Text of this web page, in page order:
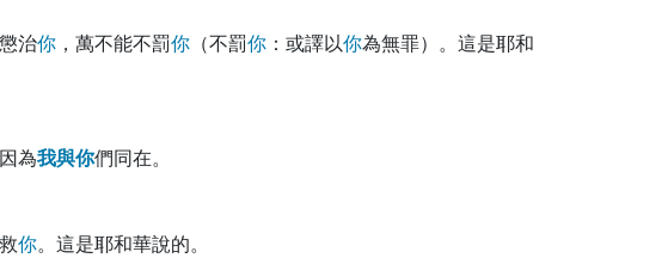
治你 ，萬不能不罰你 （不罰你 ：或譯以你為無罪）。這是耶和
為我與你們同在。
你。這是耶和華說的。